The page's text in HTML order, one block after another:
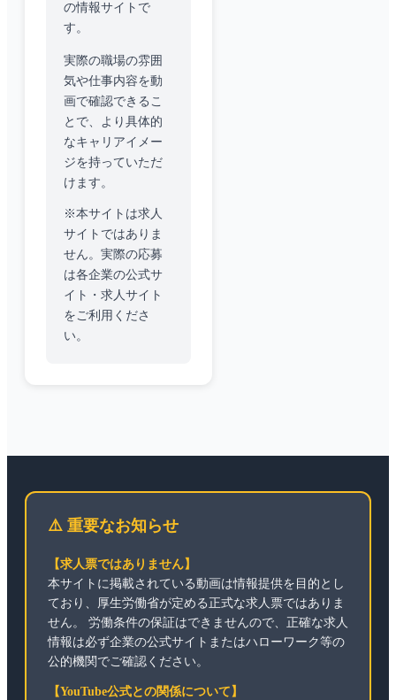
の情報サイトで
す。
実際の職場の雰囲
気や仕事内容を動
画で確認できるこ
とで、より具体的
なキャリアイメー
ジを持っていただ
けます。
※本サイトは求人
サイトではありま
せん。実際の応募
は各企業の公式サ
イト・求人サイト
をご利用くださ
い。
⚠️ 重要なお知らせ
【求人票ではありません】
本サイトに掲載されている動画は情報提供を目的とし
ており、厚生労働省が定める正式な求人票ではありま
せん。 労働条件の保証はできませんので、正確な求人
情報は必ず企業の公式サイトまたはハローワーク等の
公的機関でご確認ください。
【YouTube公式との関係について】